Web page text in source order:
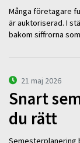
Många företagare
är auktoriserad. I
bakom siffrorna
21 maj 2026
Snart
du rätt
Semesterplanering